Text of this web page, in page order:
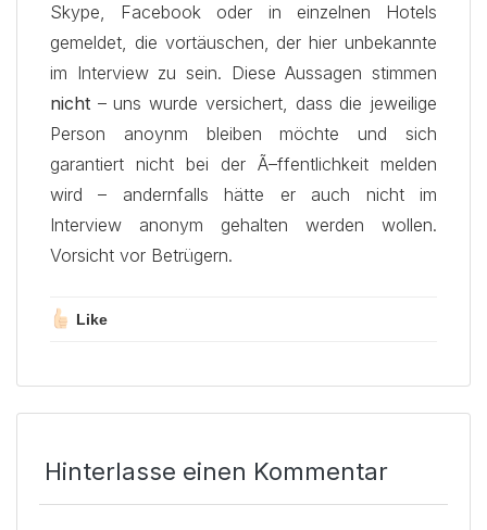
Skype, Facebook oder in einzelnen Hotels
gemeldet, die vortäuschen, der hier unbekannte
im Interview zu sein. Diese Aussagen stimmen
nicht – uns wurde versichert, dass die jeweilige
Person anoynm bleiben möchte und sich
garantiert nicht bei der Ã–ffentlichkeit melden
wird – andernfalls hätte er auch nicht im
Interview anonym gehalten werden wollen.
Vorsicht vor Betrügern.
Like
Hinterlasse einen Kommentar